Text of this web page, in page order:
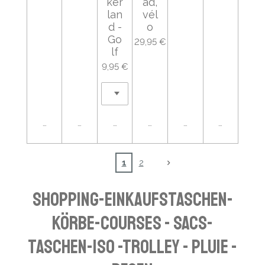
Ajouter au panierAjouter au panier
lan
d -
Go
lf
9,95 €
Ajouter au panier
vél
o
29,95 €
Ajouter au panier
Ajouter au panier
Ajouter au
1 2
SHOPPING-EINKAUFSTASCHEN-
KÖRBE-COURSES - SACS-
TASCHEN-ISO -TROLLEY - PLUIE -